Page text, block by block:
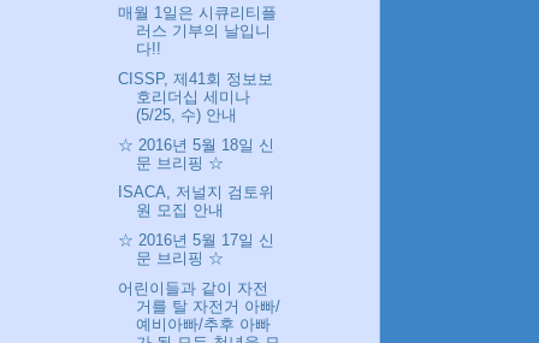
매월 1일은 시큐리티플
러스 기부의 날입니
다!!
CISSP, 제41회 정보보
호리더십 세미나
(5/25, 수) 안내
☆ 2016년 5월 18일 신
문 브리핑 ☆
ISACA, 저널지 검토위
원 모집 안내
☆ 2016년 5월 17일 신
문 브리핑 ☆
어린이들과 같이 자전
거를 탈 자전거 아빠/
예비아빠/추후 아빠